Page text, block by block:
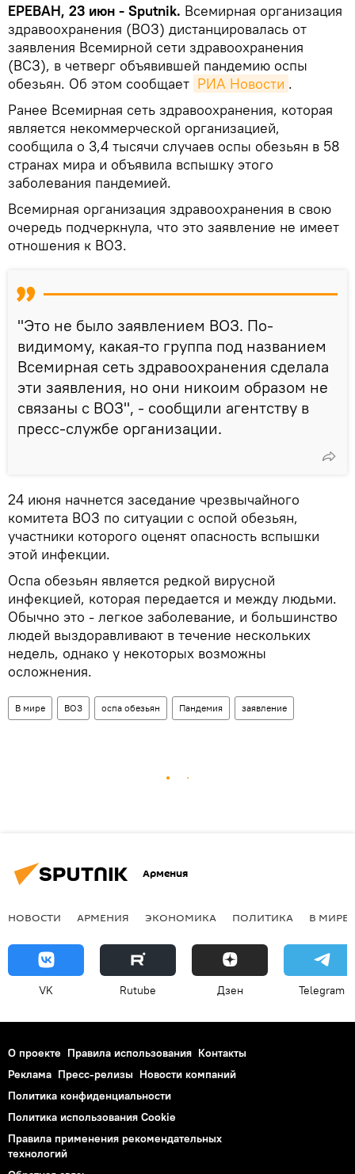
ЕРЕВАН, 23 июн - Sputnik. Всемирная организация
здравоохранения (ВОЗ) дистанцировалась от
заявления Всемирной сети здравоохранения
(ВСЗ), в четверг объявившей пандемию оспы
обезьян. Об этом сообщает РИА Новости .
Ранее Всемирная сеть здравоохранения, которая
является некоммерческой организацией,
сообщила о 3,4 тысячи случаев оспы обезьян в 58
странах мира и объявила вспышку этого
заболевания пандемией.
Всемирная организация здравоохранения в свою
очередь подчеркнула, что это заявление не имеет
отношения к ВОЗ.
"Это не было заявлением ВОЗ. По-
видимому, какая-то группа под названием
Всемирная сеть здравоохранения сделала
эти заявления, но они никоим образом не
связаны с ВОЗ", - сообщили агентству в
пресс-службе организации.
24 июня начнется заседание чрезвычайного
комитета ВОЗ по ситуации с оспой обезьян,
участники которого оценят опасность вспышки
этой инфекции.
Оспа обезьян является редкой вирусной
инфекцией, которая передается и между людьми.
Обычно это - легкое заболевание, и большинство
людей выздоравливают в течение нескольких
недель, однако у некоторых возможны
осложнения.
В мире ВОЗ оспа обезьян Пандемия заявление
Армения
НОВОСТИ АРМЕНИЯ ЭКОНОМИКА ПОЛИТИКА В МИРЕ
VK Rutube Дзен Telegram
О проекте Правила использования Контакты
Реклама Пресс-релизы Новости компаний
Политика конфиденциальности
Политика использования Cookie
Правила применения рекомендательных
технологий